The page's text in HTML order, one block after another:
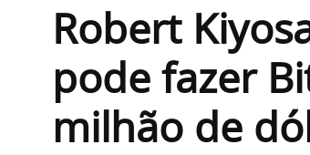
Robert
pode fazer
milhão de